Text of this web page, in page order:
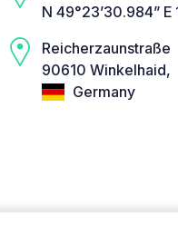
N 49°23’30.984” E
Reicherzaunstraße
90610 Winkelhaid,
Germany